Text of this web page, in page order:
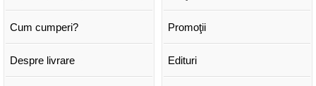
Cum cumperi?
Despre livrare
Promoţii
Edituri